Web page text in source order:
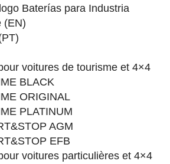
Baterías para Industria
(EN)
voitures de tourisme et 4×4
BLACK
ORIGINAL
PLATINUM
AGM
EFB
voitures particulières et 4×4